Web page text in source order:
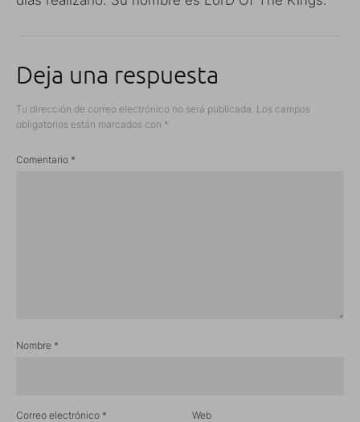
Deja una respuesta
Tu dirección de correo electrónico no será publicada. Los campos
obligatorios están marcados con *
Comentario *
Nombre *
Correo electrónico * Web